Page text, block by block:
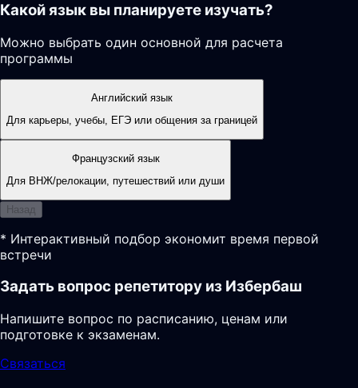
Какой язык вы планируете изучать?
Можно выбрать один основной для расчета
программы
Английский язык
Для карьеры, учебы, ЕГЭ или общения за границей
Французский язык
Для ВНЖ/релокации, путешествий или души
Назад
* Интерактивный подбор экономит время первой
встречи
Задать вопрос репетитору из Избербаш
Напишите вопрос по расписанию, ценам или
подготовке к экзаменам.
Связаться